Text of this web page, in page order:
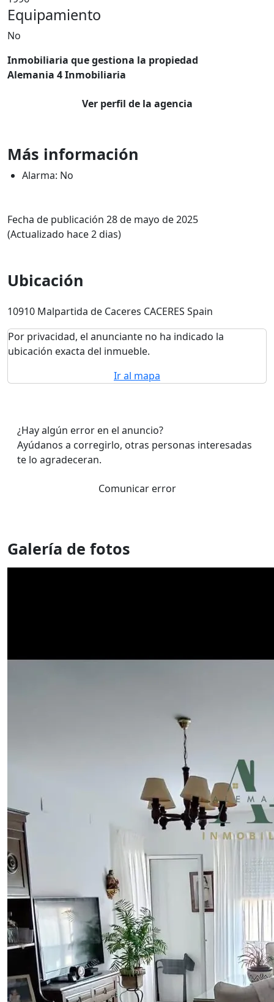
Equipamiento
No
Inmobiliaria que gestiona la propiedad
Alemania 4 Inmobiliaria
Ver perfil de la agencia
Más información
Alarma: No
Fecha de publicación 28 de mayo de 2025
(Actualizado hace 2 dias)
Ubicación
10910 Malpartida de Caceres CACERES Spain
Por privacidad, el anunciante no ha indicado la
ubicación exacta del inmueble.
Ir al mapa
¿Hay algún error en el anuncio?
Ayúdanos a corregirlo, otras personas interesadas
te lo agradeceran.
Comunicar error
Galería de fotos